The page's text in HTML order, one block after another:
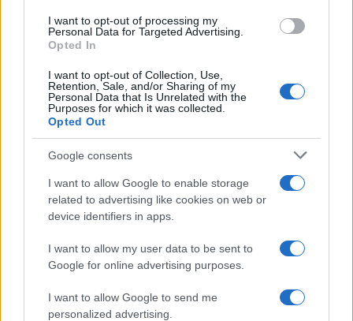
I want to opt-out of processing my
Personal Data for Targeted Advertising.
Opted In
I want to opt-out of Collection, Use,
Retention, Sale, and/or Sharing of my
Personal Data that Is Unrelated with the
Purposes for which it was collected.
Opted Out
Google consents
I want to allow Google to enable storage
related to advertising like cookies on web or
device identifiers in apps.
I want to allow my user data to be sent to
Google for online advertising purposes.
I want to allow Google to send me
personalized advertising.
μακεδονομάχου στην ντουλάπα"!
30.09.19
Τσίπρας – Ζάεφ στα Σκόπια: “Φίλε μου Ζόραν,
φίλε μου Αλέξη…”! video